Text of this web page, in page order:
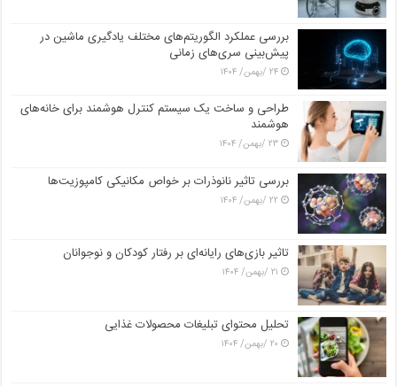
بررسی عملکرد الگوریتم‌های مختلف یادگیری ماشین در
پیش‌بینی سری‌های زمانی
۲۴ /بهمن/ ۱۴۰۴
طراحی و ساخت یک سیستم کنترل هوشمند برای خانه‌های
هوشمند
۲۳ /بهمن/ ۱۴۰۴
بررسی تاثیر نانوذرات بر خواص مکانیکی کامپوزیت‌ها
۲۲ /بهمن/ ۱۴۰۴
تاثیر بازی‌های رایانه‌ای بر رفتار کودکان و نوجوانان
۲۱ /بهمن/ ۱۴۰۴
تحلیل محتوای تبلیغات محصولات غذایی
۲۰ /بهمن/ ۱۴۰۴